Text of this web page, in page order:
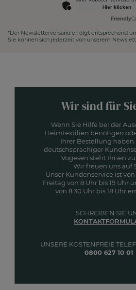
Hier klicken
Friendly
*Der Newsletterversand erfolgt entsprechend
Sie können sich jederzeit von unserem
Wir sind für
Wenn Sie Hilfe bei der
Heimtextilien benötigen
Ihrer Bestellung haben
deutschsprachiger
Vogesen steht Ihnen
Wir freuen uns auf
Unser Kundenservice ist
Freitag von 8 Uhr bis 19 Uhr
von 8:30 Uhr bis 18 Uhr
UNSERE KOSTENFREIE
0800 627 10 01
SCHREIBEN SIE